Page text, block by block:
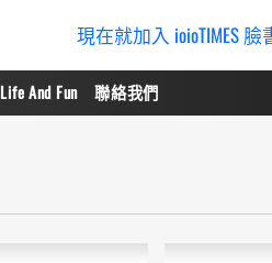
現在就加入 ioioTIMES
Life And Fun 聯絡我們